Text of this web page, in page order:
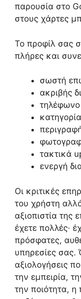
παρουσία στο
στους χάρτες
Το προφίλ σας
πλήρες και
σωστή
ακριβής
τακτικά
ενεργή
Οι κριτικές
του χρήστη
αξιοπιστία της
έχετε πολλές·
πρόσφατες,
υπηρεσίες σας.
αξιολογήσεις
την εμπειρία,
την ποιότητα, η